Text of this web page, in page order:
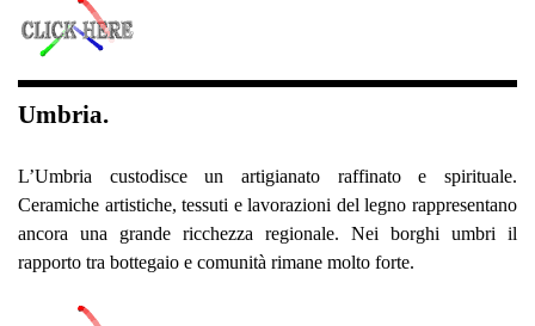
Umbria.
L’Umbria custodisce un artigianato raffinato e spirituale.
Ceramiche artistiche, tessuti e lavorazioni del legno rappresentano
ancora una grande ricchezza regionale. Nei borghi umbri il
rapporto tra bottegaio e comunità rimane molto forte.